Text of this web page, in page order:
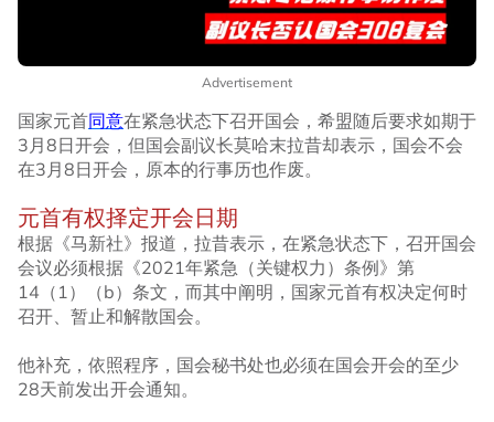
Advertisement
国家元首同意在紧急状态下召开国会，希盟随后要求如期于
3月8日开会，但国会副议长莫哈末拉昔却表示，国会不会
在3月8日开会，原本的行事历也作废。
元首有权择定开会日期
根据《马新社》报道，拉昔表示，在紧急状态下，召开国会
会议必须根据《2021年紧急（关键权力）条例》第
14（1）（b）条文，而其中阐明，国家元首有权决定何时
召开、暂止和解散国会。
他补充，依照程序，国会秘书处也必须在国会开会的至少
28天前发出开会通知。